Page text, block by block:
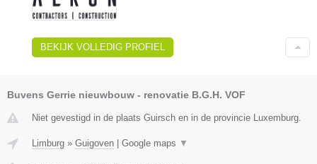
BEKIJK VOLLEDIG PROFIEL
Buvens Gerrie nieuwbouw - renovatie B.G.H. VOF
Niet gevestigd in de plaats Guirsch en in de provincie Luxemburg.
Limburg » Guigoven Google maps ▼